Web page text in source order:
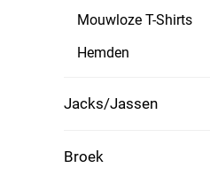
Mouwloze T-Shirts
Hemden
Jacks/Jassen
Broek